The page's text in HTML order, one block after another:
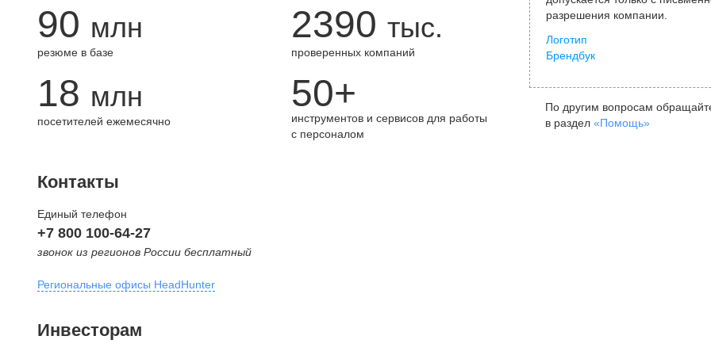
90 млн
резюме в базе
2390 тыс.
проверенных компаний
18 млн
посетителей ежемесячно
50+
инструментов и сервисов для работы
с персоналом
разрешения компании.
Логотип
Брендбук
По другим вопросам
в раздел «Помощь»
Контакты
Единый телефон
+7 800 100-64-27
звонок из регионов России бесплатный
Региональные офисы HeadHunter
внутригородская территория
Инвесторам